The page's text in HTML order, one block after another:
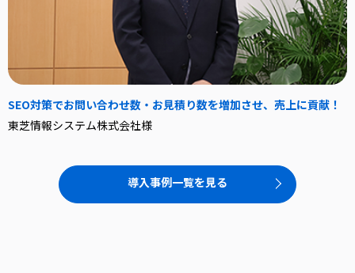
SEO対策でお問い合わせ数・お見積り数を増加させ、売上に貢献！
東芝情報システム株式会社様
導入事例一覧を見る